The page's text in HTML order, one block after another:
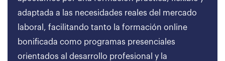
adaptada a las necesidades reales del mercado
laboral, facilitando tanto la formación online
bonificada como programas presenciales
orientados al desarrollo profesional y la